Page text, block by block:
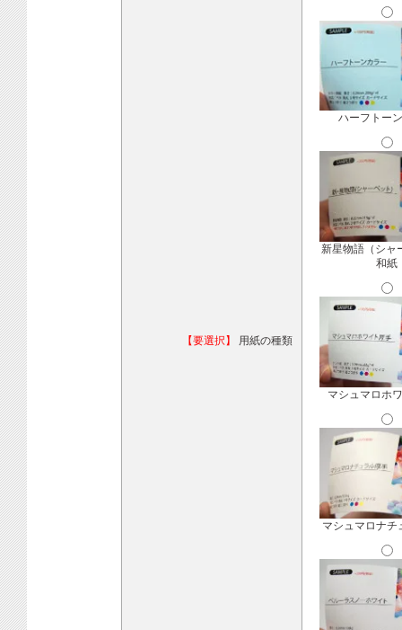
【要選択】 用紙の種類
ハーフトー
新星物語（シャ
和紙
マシュマロホ
マシュマロナチ